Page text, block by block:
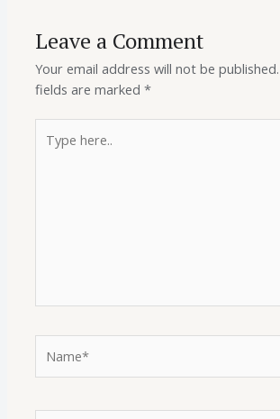
Leave a Comment
Your email address will not be published.
fields are marked*